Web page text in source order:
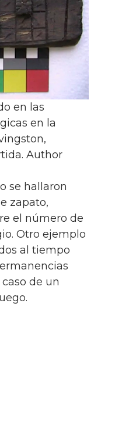
en las
en la
Author
se hallaron
zapato,
el número de
Otro ejemplo
al tiempo
de un